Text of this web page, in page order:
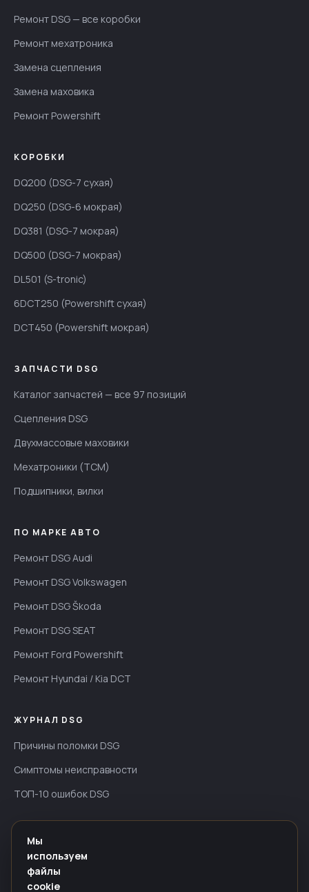
Ремонт DSG — все коробки
Ремонт мехатроника
Замена сцепления
Замена маховика
Ремонт Powershift
КОРОБКИ
DQ200 (DSG-7 сухая)
DQ250 (DSG-6 мокрая)
DQ381 (DSG-7 мокрая)
DQ500 (DSG-7 мокрая)
DL501 (S-tronic)
6DCT250 (Powershift сухая)
DCT450 (Powershift мокрая)
ЗАПЧАСТИ DSG
Каталог запчастей — все 97 позиций
Сцепления DSG
Двухмассовые маховики
Мехатроники (TCM)
Подшипники, вилки
ПО МАРКЕ АВТО
Ремонт DSG Audi
Ремонт DSG Volkswagen
Ремонт DSG Škoda
Ремонт DSG SEAT
Ремонт Ford Powershift
Ремонт Hyundai / Kia DCT
ЖУРНАЛ DSG
Причины поломки DSG
Симптомы неисправности
ТОП-10 ошибок DSG
ИНФОРМАЦИЯ
Гарантия — до 24 мес
Оплата
Мы
используем
файлы
cookie